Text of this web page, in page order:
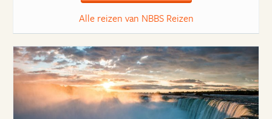
Alle reizen van NBBS Reizen